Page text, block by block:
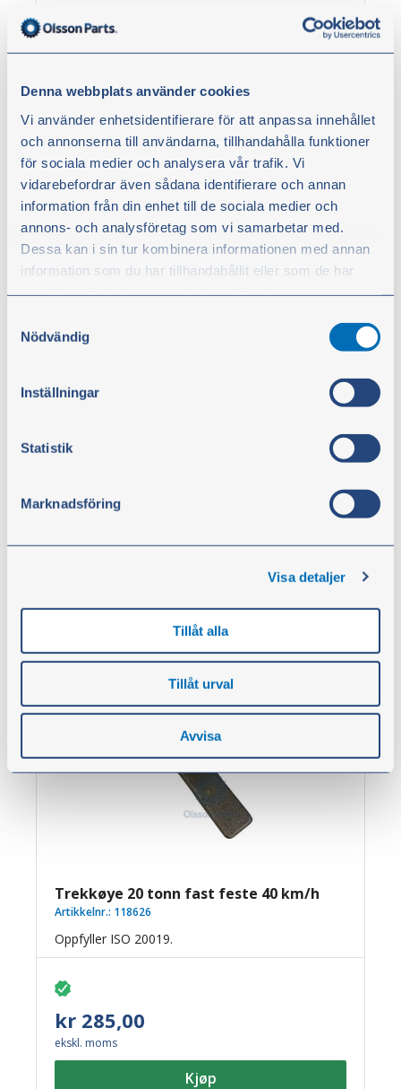
Denna webbplats använder cookies
Vi använder enhetsidentifierare för att anpassa innehållet
och annonserna till användarna, tillhandahålla funktioner
för sociala medier och analysera vår trafik. Vi
vidarebefordrar även sådana identifierare och annan
information från din enhet till de sociala medier och
annons- och analysföretag som vi samarbetar med.
Dessa kan i sin tur kombinera informationen med annan
information som du har tillhandahållit eller som de har
Du kan när som helst ändra ditt val. För att återkalla ditt
samtycke klickar du på ”Cookie-ikonen” längst ned till
Nödvändig
Inställningar
Statistik
Marknadsföring
Visa detaljer
Tillåt alla
Tillåt urval
Avvisa
Trekkøye fast feste 50 mm hull
Artikkelnr.:50421
kr 267,00
ekskl. moms
Kjøp
Trekkøye 30 tonn fast feste 40 km/t
Kjøp
Trekkøye 20 tonn fast feste 40 km/h
Artikkelnr.: 118626
Oppfyller ISO 20019.
kr 285,00
ekskl. moms
Kjøp